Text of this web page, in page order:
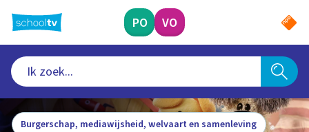
naar
hoofdinhoud
PO VO
Burgerschap, mediawijsheid, welvaart en samenleving